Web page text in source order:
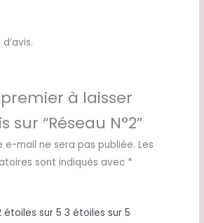
premier à laisser
sur “Réseau N°2”
e-mail ne sera pas publiée. Les
sont indiqués avec *
étoiles sur 5 3 étoiles sur 5